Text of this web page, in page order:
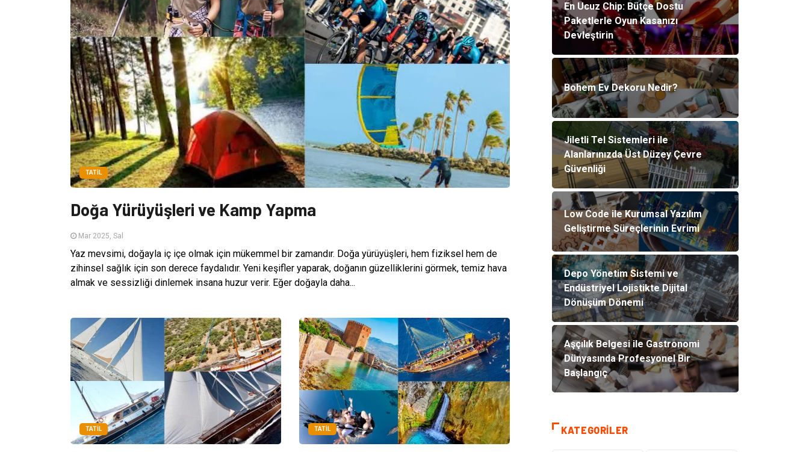
TATIL
Doğa Yürüyüşleri ve Kamp Yapma
Mar 2025, Sal
Yaz mevsimi, doğayla iç içe olmak için mükemmel bir zamandır. Doğa yürüyüşleri, hem fiziksel hem de
zihinsel sağlık için son derece faydalıdır. Yeni keşifler yaparak, doğanın güzelliklerini görmek, temiz hava
almak ve sessizliği dinlemek insana huzur verir. Eğer doğayla daha...
TATIL TATIL
En Ucuz Chip: Bütçe Dostu
Paketlerle Oyun Kasanızı
Devleştirin
Bohem Ev Dekoru Nedir?
Jiletli Tel Sistemleri ile
Alanlarınızda Üst Düzey Çevre
Güvenliği
Low Code ile Kurumsal Yazılım
Geliştirme Süreçlerinin Evrimi
Depo Yönetim Sistemi ve
Endüstriyel Lojistikte Dijital
Dönüşüm Dönemi
Aşçılık Belgesi ile Gastronomi
Dünyasında Profesyonel Bir
Başlangıç
KATEGORILER